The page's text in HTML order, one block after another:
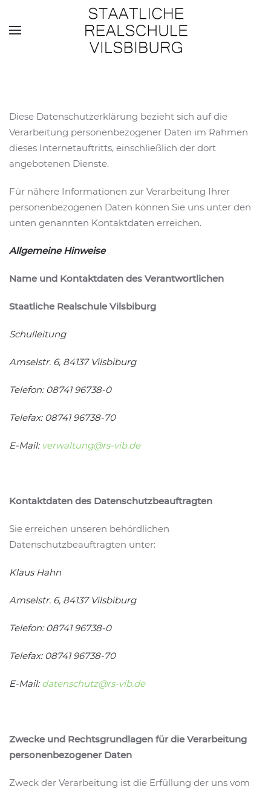
Skip to main content
Diese Datenschutzerklärung bezieht sich auf die
Verarbeitung personenbezogener Daten im Rahmen
dieses Internetauftritts, einschließlich der dort
angebotenen Dienste.
Für nähere Informationen zur Verarbeitung Ihrer
personenbezogenen Daten können Sie uns unter den
unten genannten Kontaktdaten erreichen.
Allgemeine Hinweise
Name und Kontaktdaten des Verantwortlichen
Staatliche Realschule Vilsbiburg
Schulleitung
Amselstr. 6, 84137 Vilsbiburg
Telefon:08741 96738-0
Telefax:08741 96738-70
E-Mail: verwaltung@rs-vib.de
Kontaktdaten des Datenschutzbeauftragten
Sie erreichen unseren behördlichen
Datenschutzbeauftragten unter:
Klaus Hahn
Amselstr. 6, 84137 Vilsbiburg
Telefon:08741 96738-0
Telefax:08741 96738-70
E-Mail:datenschutz@rs-vib.de
Zwecke und Rechtsgrundlagen für die Verarbeitung
personenbezogener Daten
Zweck der Verarbeitung ist die Erfüllung der uns vom